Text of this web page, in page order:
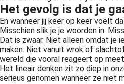
Het gevolg is dat je
En wanneer jij keer op keer voelt
Misschien slik je je woorden in.
Dat is zwaar. Niet alleen omdat je
maken. Niet vanuit wrok of
wereld die vooral reageert op
Het lineair denken zit zo diep in
serieus genomen wanneer ze niet